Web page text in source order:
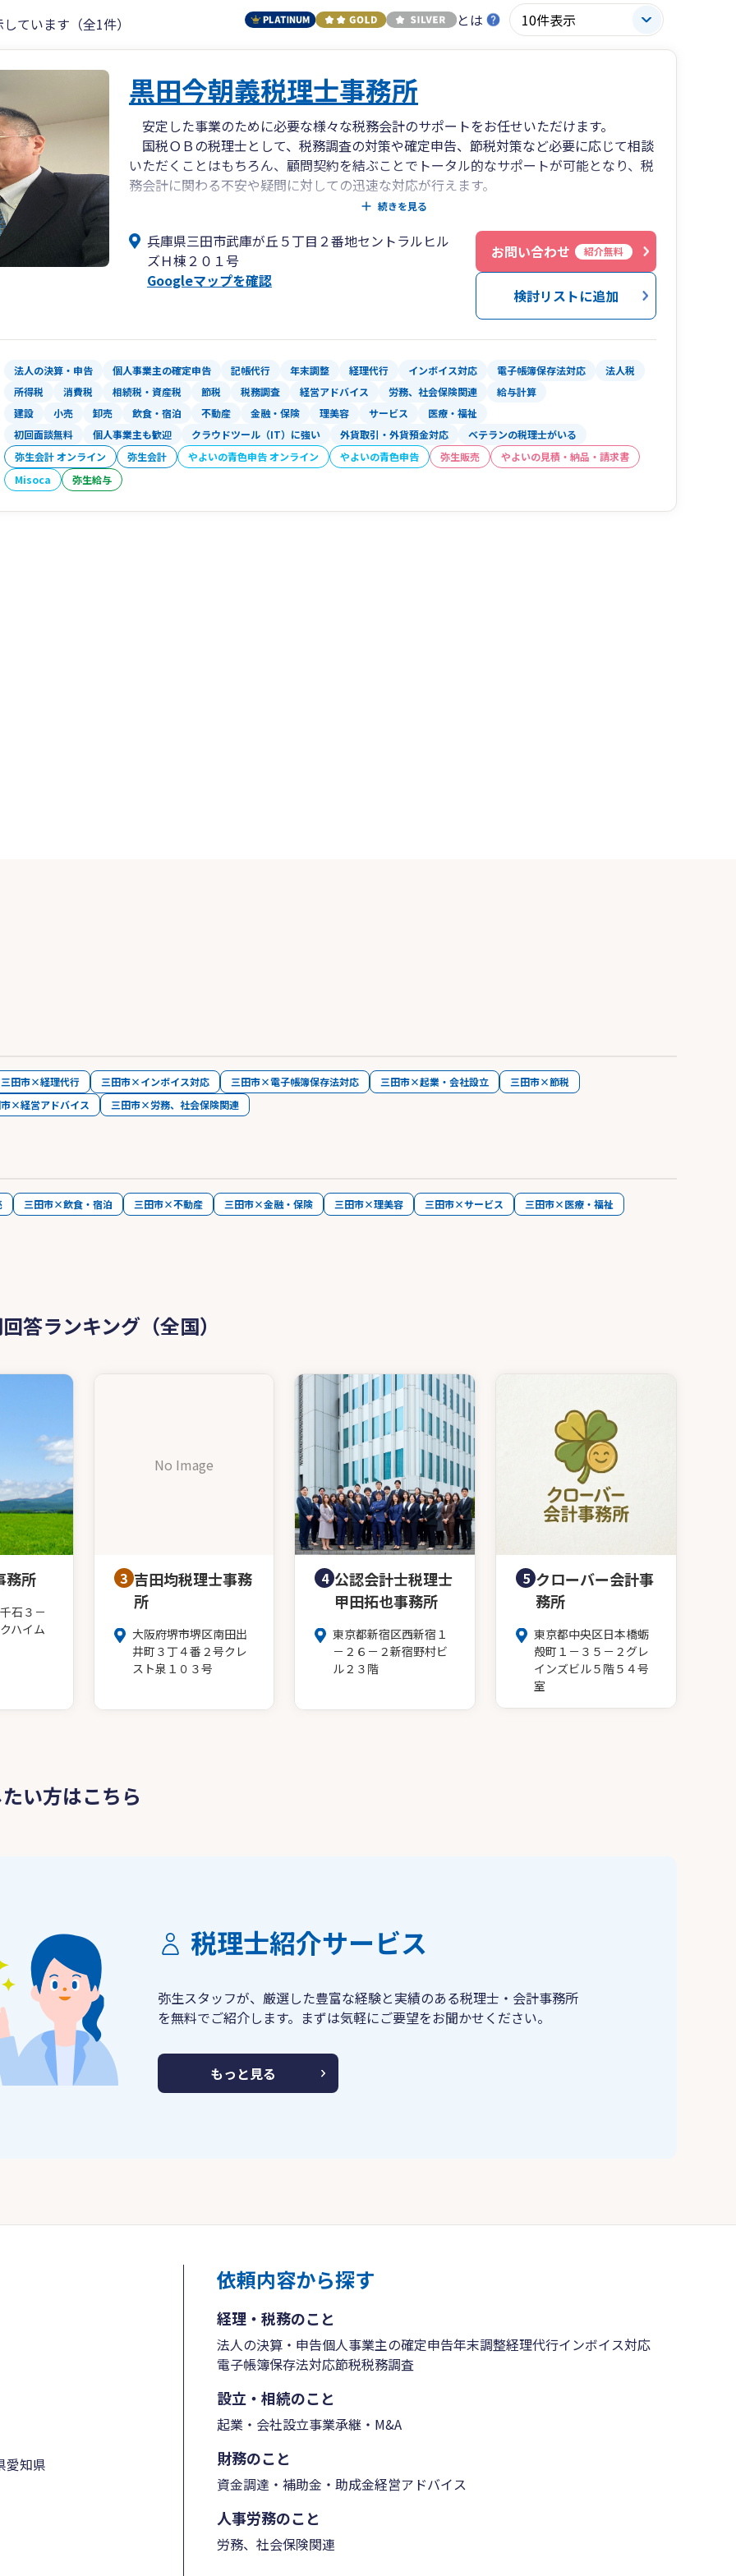
ています（全1件） とは
黒田今朝義税理士事務所
安定した事業のために必要な様々な税務会計のサポートをお任せいただけます。
国税ＯＢの税理士として、税務調査の対策や確定申告、節税対策など必要に応じて相談
いただくことはもちろん、顧問契約を結ぶことでトータル的なサポートが可能となり、税
務会計に関わる不安や疑問に対しての迅速な対応が行えます。
なお、相談は事業主の支援に関わることだけでなく、個人の相続に関わるお悩みにも対
するため安心してご相談いただけます。
続きを見る
兵庫県三田市武庫が丘５丁目２番地セントラルヒル
ズＨ棟２０１号
Googleマップを確認
お問い合わせ 紹介無料
検討リストに追加
法人の決算・申告 個人事業主の確定申告 記帳代行 年末調整 経理代行 インボイス対応 電子帳簿保存法対応
法人税
所得税
消費税 相続税・資産税 節税 税務調査 経営アドバイス 労務、社会保険関連
給与計算
建設
小売 卸売 飲食・宿泊 不動産 金融・保険 理美容 サービス
医療・福祉
初回面談無料
個人事業主も歓迎 クラウドツール（IT）に強い 外貨取引・外貨預金対応
ベテランの税理士がいる
弥生会計 オンライン
弥生会計 やよいの青色申告 オンライン やよいの青色申告 弥生販売
やよいの見積・納品・請求書
Misoca
弥生給与
三田市×経理代行 三田市×インボイス対応 三田市×電子帳簿保存法対応 三田市×起業・会社設立
三田市×節税
×経営アドバイス
三田市×労務、社会保険関連
三田市×飲食・宿泊 三田市×不動産 三田市×金融・保険 三田市×理美容 三田市×サービス 三田市×医療・福祉
ランキング（全国）
務所
石３－
ハイム
No Image
3 吉田均税理士事務
所
大阪府堺市堺区南田出
井町３丁４番２号クレ
スト泉１０３号
4 公認会計士税理士
甲田拓也事務所
東京都新宿区西新宿１
－２６－２新宿野村ビ
ル２３階
5 クローバー会計事
務所
東京都中央区日本橋蛎
殻町１－３５－２グレ
インズビル５階５４号
室
い方はこちら
税理士紹介サービス
弥生スタッフが、厳選した豊富な経験と実績のある税理士・会計事務所
を無料でご紹介します。まずは気軽にご要望をお聞かせください。
もっと見る
愛知県
依頼内容から探す
経理・税務のこと
法人の決算・申告個人事業主の確定申告年末調整経理代行インボイス対応
電子帳簿保存法対応節税税務調査
設立・相続のこと
起業・会社設立事業承継・M&A
財務のこと
資金調達・補助金・助成金経営アドバイス
人事労務のこと
労務、社会保険関連